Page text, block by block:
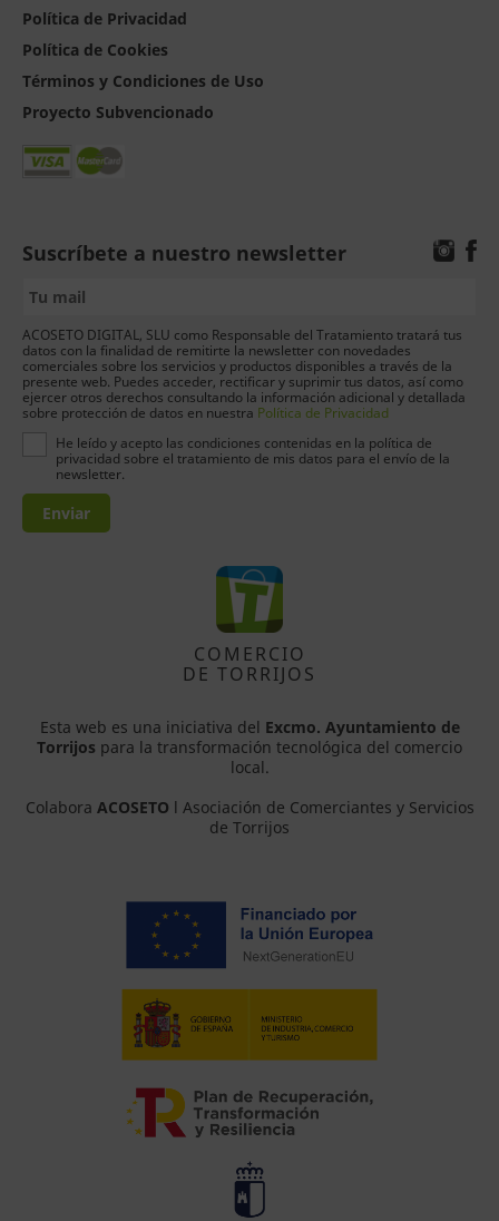
Política de Privacidad
Política de Cookies
Términos y Condiciones de Uso
Proyecto Subvencionado
Suscríbete a nuestro newsletter
ACOSETO DIGITAL, SLU como Responsable del Tratamiento tratará tus
datos con la finalidad de remitirte la newsletter con novedades
comerciales sobre los servicios y productos disponibles a través de la
presente web. Puedes acceder, rectificar y suprimir tus datos, así como
ejercer otros derechos consultando la información adicional y detallada
sobre protección de datos en nuestra Política de Privacidad
He leído y acepto las condiciones contenidas en la política de
privacidad sobre el tratamiento de mis datos para el envío de la
newsletter.
Enviar
COMERCIO
DE TORRIJOS
Esta web es una iniciativa del Excmo. Ayuntamiento de
Torrijos para la transformación tecnológica del comercio
local.
Colabora ACOSETO l Asociación de Comerciantes y Servicios
de Torrijos